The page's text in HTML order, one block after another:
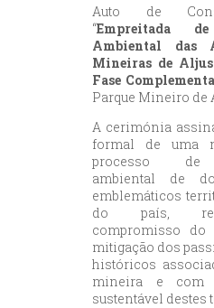
Auto de
“Empreitada de
Ambiental das
Mineiras de
Fase
Parque Mineiro de
A cerimónia
formal de uma
processo de
ambiental de
emblemáticos
do país,
compromisso
mitigação dos
históricos
mineira e com
sustentável destes